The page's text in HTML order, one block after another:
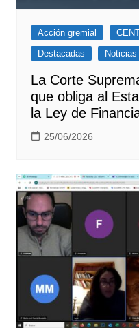
Acción gremial
Destacadas
Noticias
La Corte
que obliga al
la Ley de
25/06/2026